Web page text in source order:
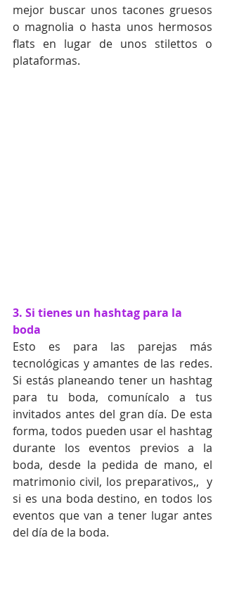
mejor buscar unos tacones gruesos
o magnolia o hasta unos hermosos
flats en lugar de unos stilettos o
plataformas.
3. Si tienes un hashtag para la
boda
Esto es para las parejas más
tecnológicas y amantes de las redes.
Si estás planeando tener un hashtag
para tu boda, comunícalo a tus
invitados antes del gran día. De esta
forma, todos pueden usar el hashtag
durante los eventos previos a la
boda, desde la pedida de mano, el
matrimonio civil, los preparativos,,  y
si es una boda destino, en todos los
eventos que van a tener lugar antes
del día de la boda.